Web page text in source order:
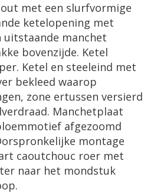
met een slurfvormige
ketelopening met
uitstaande manchet
bovenzijde. Ketel
. Ketel en steeleind met
bekleed waarop
, zone ertussen versierd
. Manchetplaat
afgezoomd
montage
caoutchouc roer met
naar het mondstuk
.